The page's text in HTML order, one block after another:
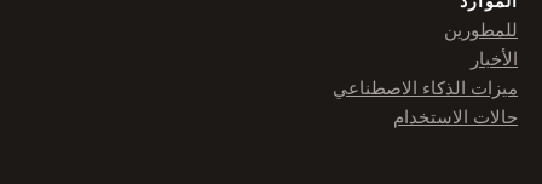
للمطورين
الأخبار
ميزات الذكاء الاصطناعي
حالات الاستخدام